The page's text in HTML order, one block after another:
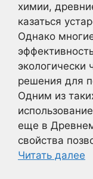
химии,
казаться
Однако
экологически
решения для
Одним из
еще в
свойства
Читать далее